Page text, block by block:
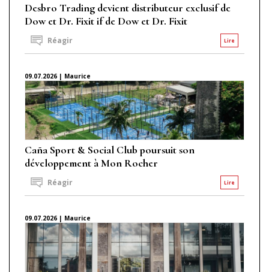
Desbro Trading devient distributeur exclusif de
Dow et Dr. Fixit if de Dow et Dr. Fixit
Lire
Réagir
09.07.2026 | Maurice
Caña Sport & Social Club poursuit son
développement à Mon Rocher
Lire
Réagir
09.07.2026 | Maurice